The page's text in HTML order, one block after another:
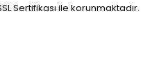
Sertifikası ile korunmaktadır.